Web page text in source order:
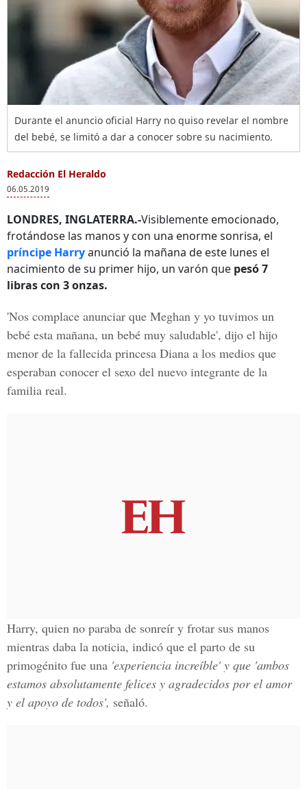
Durante el anuncio oficial Harry no quiso revelar el nombre
del bebé, se limitó a dar a conocer sobre su nacimiento.
Redacción El Heraldo
06.05.2019
LONDRES, INGLATERRA.-Visiblemente emocionado,
frotándose las manos y con una enorme sonrisa, el
príncipe Harryanunció la mañana de este lunes el
nacimiento de su primer hijo, un varón que pesó 7
libras con 3 onzas.
'Nos complace anunciar que Meghan y yo tuvimos un
bebé esta mañana, un bebé muy saludable', dijo el hijo
menor de la fallecida princesa Diana a los medios que
esperaban conocer el sexo del nuevo integrante de la
familia real.
Harry, quien no paraba de sonreír y frotar sus manos
mientras daba la noticia, indicó que el parto de su
primogénito fue una 'experiencia increíble' y que 'ambos
estamos absolutamente felices y agradecidos por el amor
y el apoyo de todos', señaló.